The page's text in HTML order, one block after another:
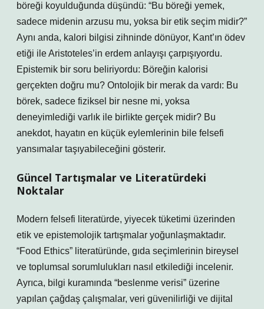
böreği koyulduğunda düşündü: “Bu böreği yemek,
sadece midenin arzusu mu, yoksa bir etik seçim midir?”
Aynı anda, kalori bilgisi zihninde dönüyor, Kant’ın ödev
etiği ile Aristoteles’in erdem anlayışı çarpışıyordu.
Epistemik bir soru beliriyordu: Böreğin kalorisi
gerçekten doğru mu? Ontolojik bir merak da vardı: Bu
börek, sadece fiziksel bir nesne mi, yoksa
deneyimlediği varlık ile birlikte gerçek midir? Bu
anekdot, hayatın en küçük eylemlerinin bile felsefi
yansımalar taşıyabileceğini gösterir.
Güncel Tartışmalar ve Literatürdeki
Noktalar
Modern felsefi literatürde, yiyecek tüketimi üzerinden
etik ve epistemolojik tartışmalar yoğunlaşmaktadır.
“Food Ethics” literatüründe, gıda seçimlerinin bireysel
ve toplumsal sorumlulukları nasıl etkilediği incelenir.
Ayrıca, bilgi kuramında “beslenme verisi” üzerine
yapılan çağdaş çalışmalar, veri güvenilirliği ve dijital